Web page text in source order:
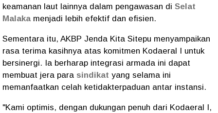
keamanan laut lainnya dalam pengawasan di Selat
Malakamenjadi lebih efektif dan efisien.
Sementara itu, ​AKBP Jenda Kita Sitepu menyampaikan
rasa terima kasihnya atas komitmen Kodaeral I untuk
bersinergi. Ia berharap integrasi armada ini dapat
membuat jera para sindikat yang selama ini
memanfaatkan celah ketidakterpaduan antar instansi.
​"Kami optimis, dengan dukungan penuh dari Kodaeral I,